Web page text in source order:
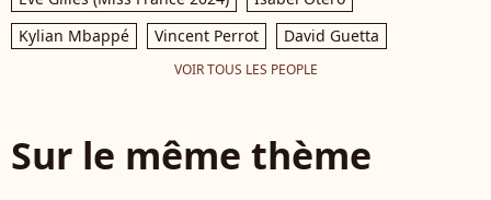
Kylian Mbappé
Vincent Perrot David Guetta
VOIR TOUS LES PEOPLE
Sur le même thème